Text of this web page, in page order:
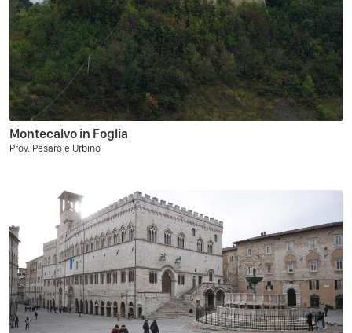
Montecalvo in Foglia
Prov. Pesaro e Urbino